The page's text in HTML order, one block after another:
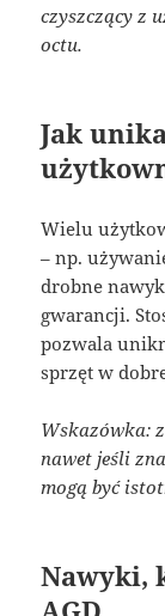
czyszczący z
octu.
Jak
Wielu
– np.
drobne
gwarancji.
pozwala
sprzęt w
Wskazówka:
nawet jeśli
mogą być
Nawyki,